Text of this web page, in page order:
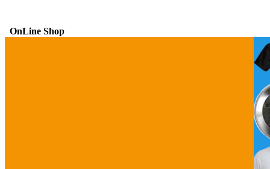
OnLine Shop